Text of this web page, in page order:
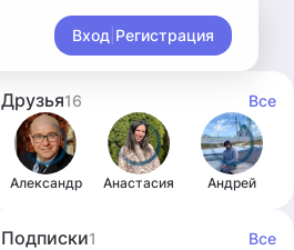
Вход Регистрация
Друзья16 Все
Александр Анастасия Андрей
Подписки1 Все